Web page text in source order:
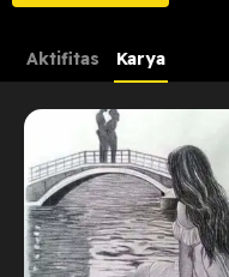
Aktifitas Karya